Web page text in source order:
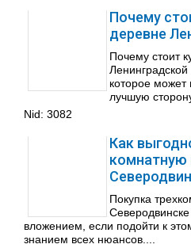
Почему
деревне
Почему стоит
которое может
лучшую
Nid: 3082
Как
комнатную
Покупка
вложением, если подойти к
знанием всех нюансов....